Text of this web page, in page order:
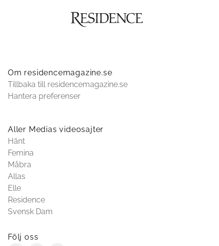
Om residencemagazine.se
Tillbaka till residencemagazine.se
Hantera preferenser
Aller Medias videosajter
Hänt
Femina
Måbra
Allas
Elle
Residence
Svensk Dam
Följ oss